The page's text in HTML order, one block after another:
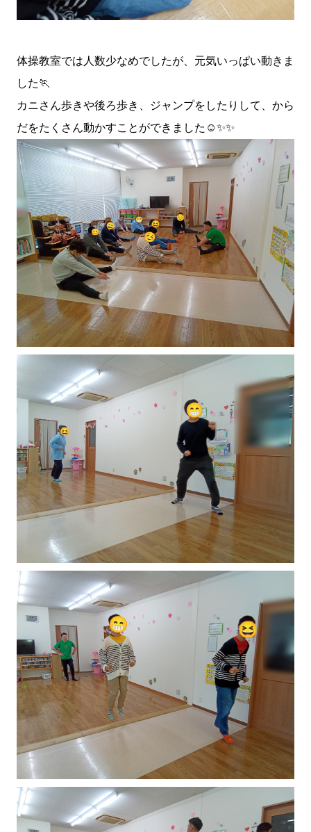
体操教室では人数少なめでしたが、元気いっぱい動きま
した🏃
カニさん歩きや後ろ歩き、ジャンプをしたりして、から
だをたくさん動かすことができました☺️✨✨